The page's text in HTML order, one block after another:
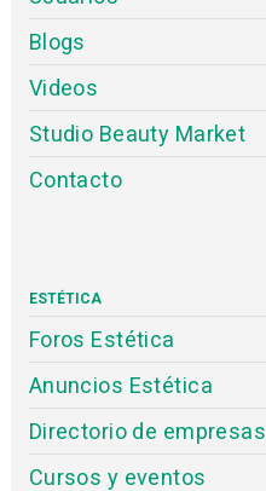
Blogs
Videos
Studio Beauty Market
Contacto
ESTÉTICA
Foros Estética
Anuncios Estética
Directorio de empresas
Cursos y eventos